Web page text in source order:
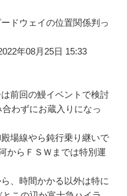
ドウェイの位置関係判っ
年08月25日 15:33
前回の鰻イベントで検討
わずにお蔵入りになっ
場線やら鈍行乗り継いで
からＦＳＷまでは特別運
、時間かかる以外は特に